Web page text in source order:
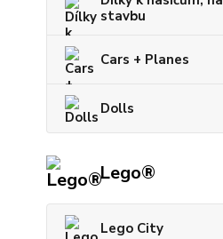
stavbu
Cars + Planes
Dolls
Lego®
Lego City